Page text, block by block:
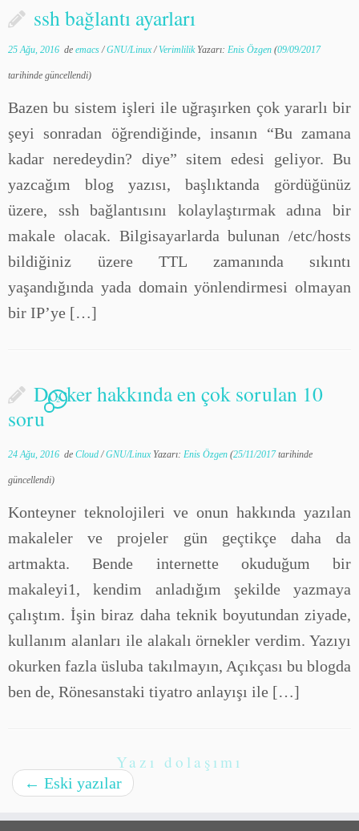
ssh bağlantı ayarları
25 Ağu, 2016 de emacs/GNU/Linux/Verimlilik Yazarı: Enis Özgen (09/09/2017
tarihinde güncellendi)
Bazen bu sistem işleri ile uğraşırken çok yararlı bir
şeyi sonradan öğrendiğinde, insanın “Bu zamana
kadar neredeydin? diye” sitem edesi geliyor. Bu
yazcağım blog yazısı, başlıktanda gördüğünüz
üzere, ssh bağlantısını kolaylaştırmak adına bir
makale olacak. Bilgisayarlarda bulunan /etc/hosts
bildiğiniz üzere TTL zamanında sıkıntı
yaşandığında yada domain yönlendirmesi olmayan
bir IP’ye […]
Docker hakkında en çok sorulan 10
soru
2
24 Ağu, 2016 de Cloud/GNU/Linux Yazarı: Enis Özgen (25/11/2017tarihinde
güncellendi)
Konteyner teknolojileri ve onun hakkında yazılan
makaleler ve projeler gün geçtikçe daha da
artmakta. Bende internette okuduğum bir
makaleyi1, kendim anladığım şekilde yazmaya
çalıştım. İşin biraz daha teknik boyutundan ziyade,
kullanım alanları ile alakalı örnekler verdim. Yazıyı
okurken fazla üsluba takılmayın, Açıkçası bu blogda
ben de, Rönesanstaki tiyatro anlayışı ile […]
Yazı dolaşımı
← Eski yazılar